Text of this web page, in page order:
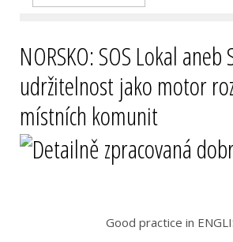
NORSKO: SOS Lokal aneb
udržitelnost jako motor
místních komunit
Good practice in